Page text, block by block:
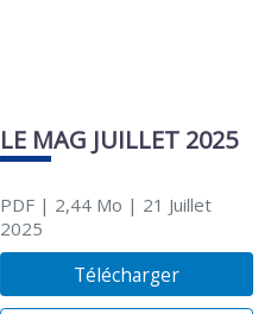
LE MAG JUILLET 2025
PDF| 2,44 Mo | 21 Juillet
2025
Télécharger